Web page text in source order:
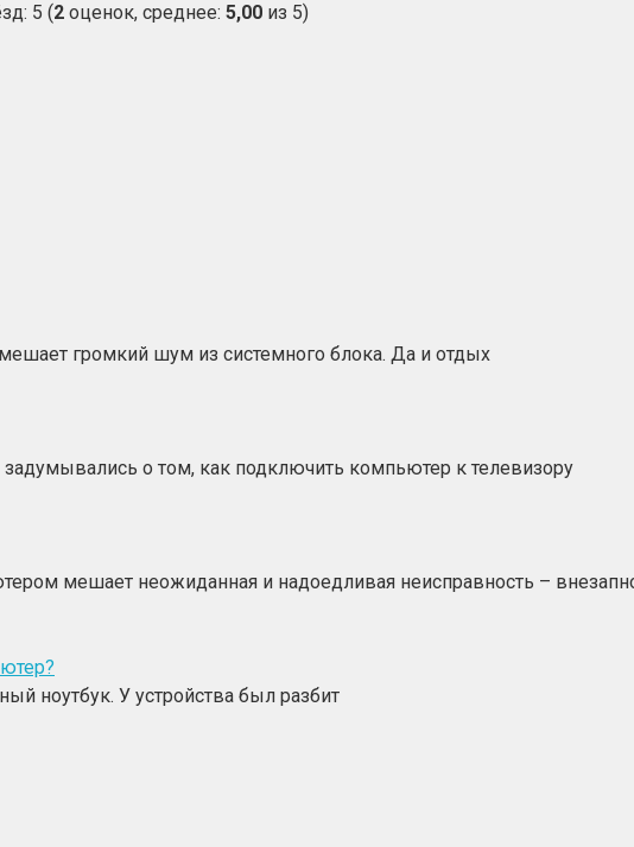
(2 оценок, среднее: 5,00 из 5)
громкий шум из системного блока. Да и отдых
о том, как подключить компьютер к телевизору
мешает неожиданная и надоедливая неисправность –
ноутбук. У устройства был разбит